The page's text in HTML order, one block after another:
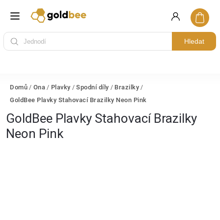
Hledat
Domů / Ona / Plavky / Spodní díly / Brazilky /
GoldBee Plavky Stahovací Brazilky Neon Pink
GoldBee Plavky Stahovací Brazilky
Neon Pink